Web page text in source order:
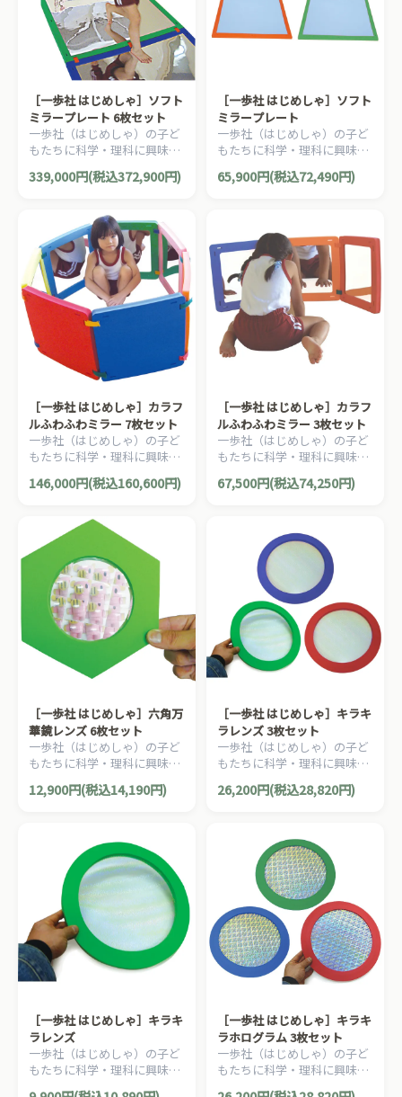
［一歩社 はじめしゃ］ソフト
ミラープレート 6枚セット
一歩社（はじめしゃ）の子ど
もたちに科学・理科に興味を
やレンズ。踏んでも壊れない
339,000円(税込372,900円)
［一歩社 はじめしゃ］ソフト
ミラープレート
一歩社（はじめしゃ）の子ど
もたちに科学・理科に興味を
やレンズ。踏んでも大丈夫な
65,900円(税込72,490円)
［一歩社 はじめしゃ］カラフ
ルふわふわミラー 7枚セット
一歩社（はじめしゃ）の子ど
もたちに科学・理科に興味を
やレンズ。やわらかくて安全
146,000円(税込160,600円)
［一歩社 はじめしゃ］カラフ
ルふわふわミラー 3枚セット
一歩社（はじめしゃ）の子ど
もたちに科学・理科に興味を
やレンズ。やわらかくて安全
67,500円(税込74,250円)
［一歩社 はじめしゃ］六角万
華鏡レンズ 6枚セット
一歩社（はじめしゃ）の子ど
もたちに科学・理科に興味を
やレンズ。たくさんの枠にな
12,900円(税込14,190円)
［一歩社 はじめしゃ］キラキ
ラレンズ 3枚セット
一歩社（はじめしゃ）の子ど
もたちに科学・理科に興味を
やレンズ。光の反射でおもし
26,200円(税込28,820円)
［一歩社 はじめしゃ］キラキ
ラレンズ
一歩社（はじめしゃ）の子ど
もたちに科学・理科に興味を
［一歩社 はじめしゃ］キラキ
ラホログラム 3枚セット
一歩社（はじめしゃ）の子ど
もたちに科学・理科に興味を